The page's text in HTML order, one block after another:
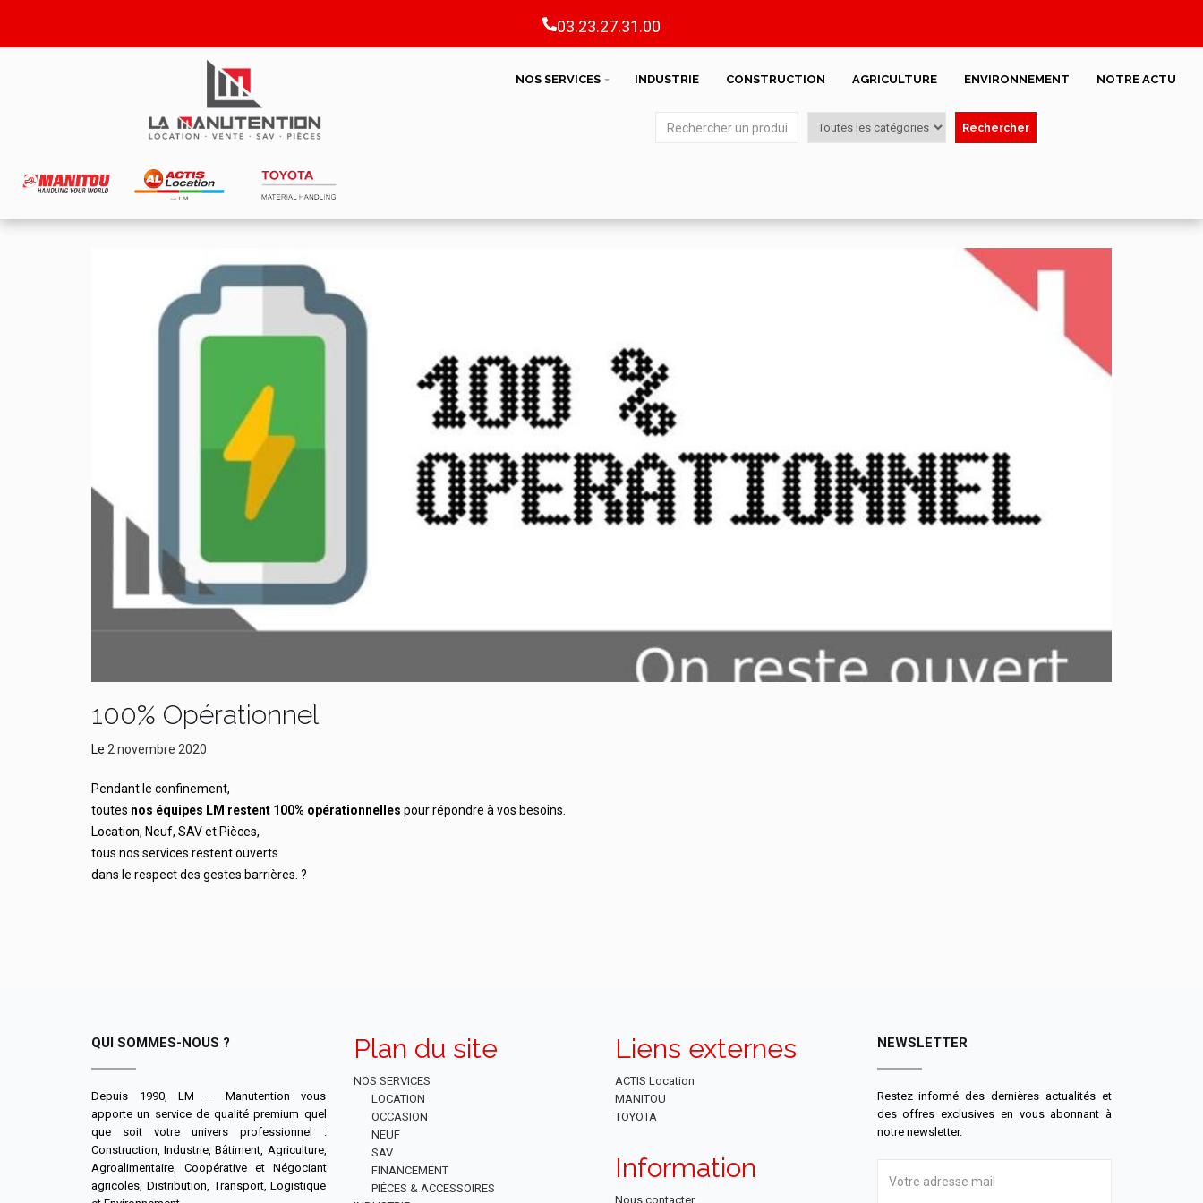
03.23.27.31.00
NOS SERVICES INDUSTRIE CONSTRUCTION AGRICULTURE ENVIRONNEMENT NOTRE ACTU
Rechercher
100% Opérationnel
Le 2 novembre 2020
Pendant le confinement,
toutes nos équipes LM restent 100% opérationnelles pour répondre à vos besoins.
Location, Neuf, SAV et Pièces,
tous nos services restent ouverts
dans le respect des gestes barrières. ?
QUI SOMMES-NOUS ?
Depuis 1990, LM – Manutention vous
apporte un service de qualité premium quel
que soit votre univers professionnel :
Construction, Industrie, Bâtiment, Agriculture,
Agroalimentaire, Coopérative et Négociant
agricoles, Distribution, Transport, Logistique
Plan du site
NOS SERVICES
LOCATION
OCCASION
NEUF
SAV
FINANCEMENT
PIÉCES & ACCESSOIRES
Liens externes
ACTIS Location
MANITOU
TOYOTA
Information
Nous contacter
NEWSLETTER
Restez informé des dernières actualités et
des offres exclusives en vous abonnant à
notre newsletter.